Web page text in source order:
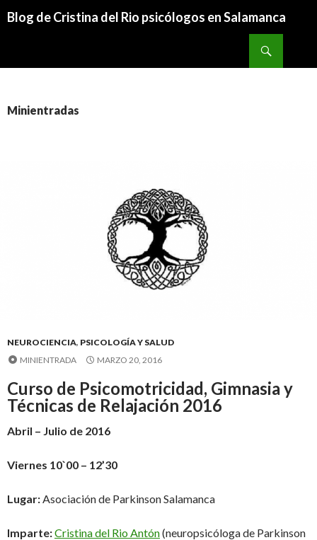
Blog de Cristina del Rio psicólogos en Salamanca
Minientradas
NEUROCIENCIA, PSICOLOGÍA Y SALUD
MINIENTRADA
MARZO 20, 2016
Curso de Psicomotricidad, Gimnasia y
Técnicas de Relajación 2016
Abril – Julio de 2016
Viernes 10`00 – 12’30
Lugar: Asociación de Parkinson Salamanca
Imparte:Cristina del Rio Antón(neuropsicóloga de Parkinson